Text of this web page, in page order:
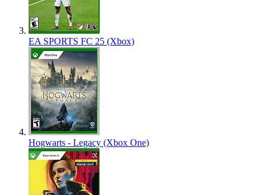
EA SPORTS FC 25 (Xbox)
Hogwarts - Legacy (Xbox One)